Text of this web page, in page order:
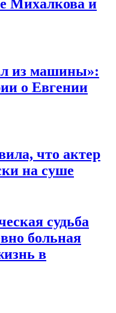
Михалкова и
из машины»:
о Евгении
что актер
на суше
судьба
больная
в